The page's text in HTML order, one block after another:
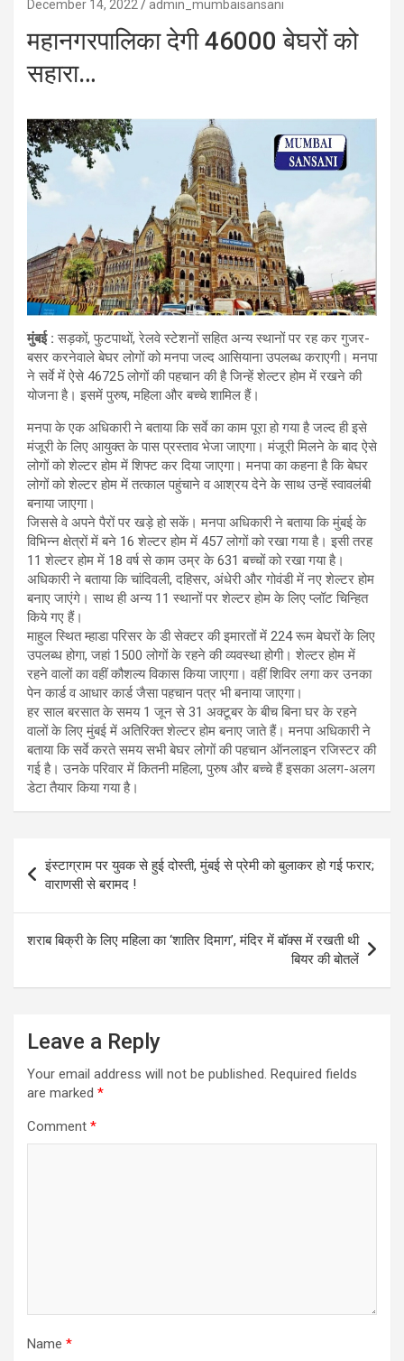
December 14, 2022 admin_mumbaisansani
महानगरपालिका देगी 46000 बेघरों को
सहारा…
मुंबई :सड़कों, फुटपाथों, रेलवे स्टेशनों सहित अन्य स्थानों पर रह कर गुजर-
बसर करनेवाले बेघर लोगों को मनपा जल्द आसियाना उपलब्ध कराएगी। मनपा
ने सर्वे में ऐसे 46725 लोगों की पहचान की है जिन्हें शेल्टर होम में रखने की
योजना है। इसमें पुरुष, महिला और बच्चे शामिल हैं।
मनपा के एक अधिकारी ने बताया कि सर्वे का काम पूरा हो गया है जल्द ही इसे
मंजूरी के लिए आयुक्त के पास प्रस्ताव भेजा जाएगा। मंजूरी मिलने के बाद ऐसे
लोगों को शेल्टर होम में शिफ्ट कर दिया जाएगा। मनपा का कहना है कि बेघर
लोगों को शेल्टर होम में तत्काल पहुंचाने व आश्रय देने के साथ उन्हें स्वावलंबी
बनाया जाएगा।
जिससे वे अपने पैरों पर खड़े हो सकें। मनपा अधिकारी ने बताया कि मुंबई के
विभिन्न क्षेत्रों में बने 16 शेल्टर होम में 457 लोगों को रखा गया है। इसी तरह
11 शेल्टर होम में 18 वर्ष से काम उम्र के 631 बच्चों को रखा गया है।
अधिकारी ने बताया कि चांदिवली, दहिसर, अंधेरी और गोवंडी में नए शेल्टर होम
बनाए जाएंगे। साथ ही अन्य 11 स्थानों पर शेल्टर होम के लिए प्लॉट चिन्हित
किये गए हैं।
माहुल स्थित म्हाडा परिसर के डी सेक्टर की इमारतों में 224 रूम बेघरों के लिए
उपलब्ध होगा, जहां 1500 लोगों के रहने की व्यवस्था होगी। शेल्टर होम में
रहने वालों का वहीं कौशल्य विकास किया जाएगा। वहीं शिविर लगा कर उनका
पेन कार्ड व आधार कार्ड जैसा पहचान पत्र भी बनाया जाएगा।
हर साल बरसात के समय 1 जून से 31 अक्टूबर के बीच बिना घर के रहने
वालों के लिए मुंबई में अतिरिक्त शेल्टर होम बनाए जाते हैं। मनपा अधिकारी ने
बताया कि सर्वे करते समय सभी बेघर लोगों की पहचान ऑनलाइन रजिस्टर की
गई है। उनके परिवार में कितनी महिला, पुरुष और बच्चे हैं इसका अलग-अलग
डेटा तैयार किया गया है।
Post
navigation
इंस्टाग्राम पर युवक से हुई दोस्ती, मुंबई से प्रेमी को बुलाकर हो गई फरार;
वाराणसी से बरामद !
शराब बिक्री के लिए महिला का ‘शातिर दिमाग’, मंदिर में बॉक्स में रखती थी
बियर की बोतलें
Leave a Reply
Your email address will not be published. Required fields
are marked *
Comment *
Name *